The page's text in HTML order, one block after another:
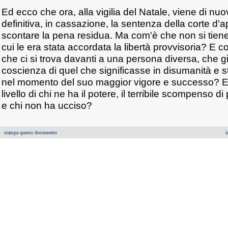
Ed ecco che ora, alla vigilia del Natale, viene di
definitiva, in cassazione, la sentenza della corte
scontare la pena residua. Ma com'è che non si
cui le era stata accordata la libertà provvisoria? E
che ci si trova davanti a una persona diversa, che
coscienza di quel che significasse in disumanità e
nel momento del suo maggior vigore e successo?
livello di chi ne ha il potere, il terribile scompenso
e chi non ha ucciso?
stampa questo documento